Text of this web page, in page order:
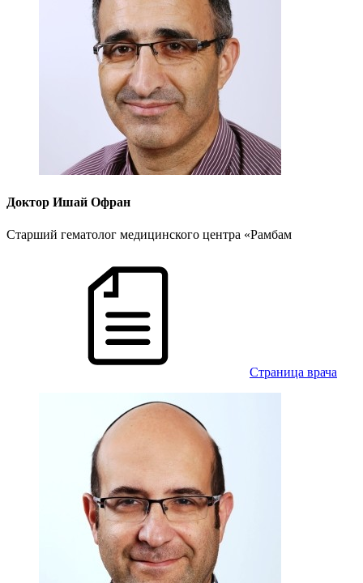
Доктор Ишай Офран
Cтарший гематолог медицинского центра «Рамбам
Cтраница врача